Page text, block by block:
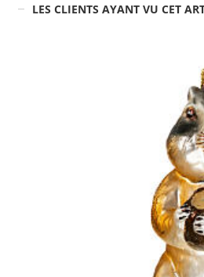
LES CLIENTS AYANT VU CET